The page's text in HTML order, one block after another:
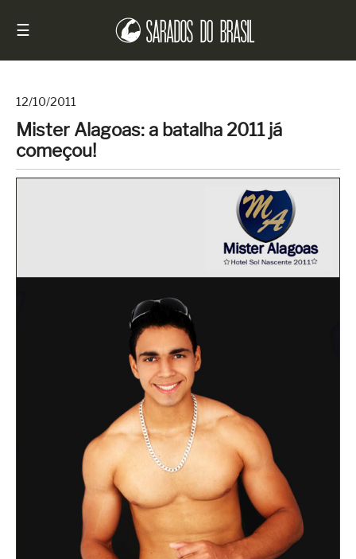
☰
Início
Notícias
Suplementação
Alimentação
12/10/2011
Mister Alagoas: a batalha 2011 já
começou!